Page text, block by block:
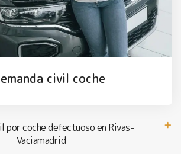
civil coche
por coche defectuoso en Rivas-
Vaciamadrid